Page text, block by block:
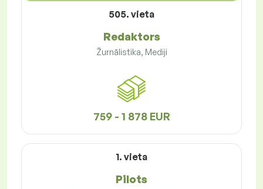
505. vieta
Redaktors
Žurnālistika, Mediji
759 - 1 878 EUR
1. vieta
Pilots